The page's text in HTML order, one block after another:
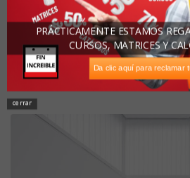
cerrar
Da clic aquí para reclamar
PRÁCTICAMENTE ESTAMOS
CURSOS, MATRICES Y